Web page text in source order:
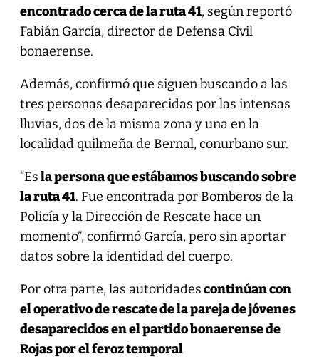
encontrado cerca de la ruta 41, según reportó
Fabián García, director de Defensa Civil
bonaerense.
Además, confirmó que siguen buscando a las
tres personas desaparecidas por las intensas
lluvias, dos de la misma zona y una en la
localidad quilmeña de Bernal, conurbano sur.
“Esla persona que estábamos buscando sobre
la ruta 41. Fue encontrada por Bomberos de la
Policía y la Dirección de Rescate hace un
momento”, confirmó García, pero sin aportar
datos sobre la identidad del cuerpo.
Por otra parte, las autoridadescontinúan con
el operativo de rescate de la pareja de jóvenes
desaparecidos en el partido bonaerense de
Rojas por el feroz temporal